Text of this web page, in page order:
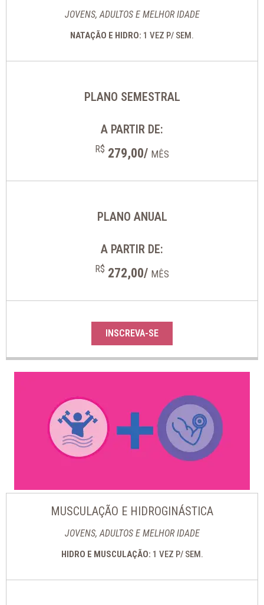
JOVENS, ADULTOS E MELHOR IDADE
NATAÇÃO E HIDRO: 1 VEZ P/ SEM.
PLANO SEMESTRAL
A PARTIR DE:
R$ 279,00/ MÊS
PLANO ANUAL
A PARTIR DE:
R$ 272,00/ MÊS
INSCREVA-SE
MUSCULAÇÃO E HIDROGINÁSTICA
JOVENS, ADULTOS E MELHOR IDADE
HIDRO E MUSCULAÇÃO: 1 VEZ P/ SEM.